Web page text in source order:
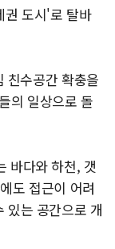
권 도시'로 탈바
친수공간 확충을
의 일상으로 돌
바다와 하천, 갯
도 접근이 어려
있는 공간으로 개